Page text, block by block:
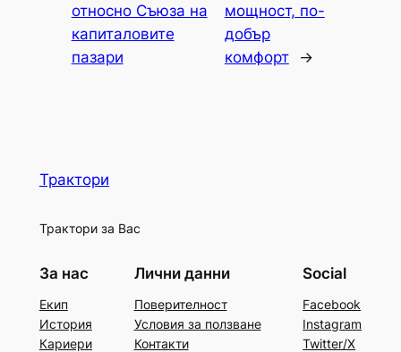
относно Съюза на
капиталовите
пазари
мощност, по-
добър
комфорт
→
Трактори
Трактори за Вас
За нас
Екип
История
Кариери
Лични данни
Поверителност
Условия за ползване
Контакти
Social
Facebook
Instagram
Twitter/X